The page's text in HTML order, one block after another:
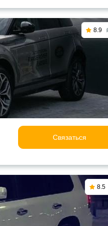
8.9
Связаться
8.5